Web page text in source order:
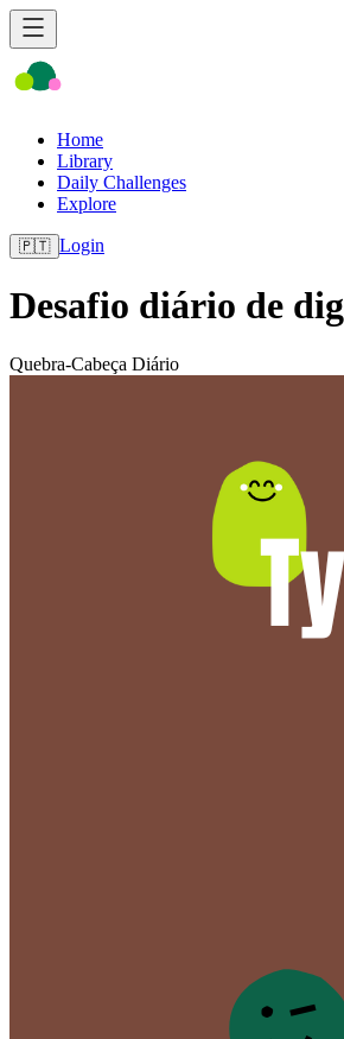
Home
Library
Daily Challenges
Explore
🇵🇹 Login
Desafio diário de
Quebra-Cabeça Diário